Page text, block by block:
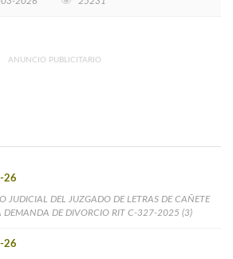
ANUNCIO PUBLICITARIO
26
JUDICIAL DEL JUZGADO DE LETRAS DE CAÑETE
DEMANDA DE DIVORCIO RIT C-327-2025 (3)
26